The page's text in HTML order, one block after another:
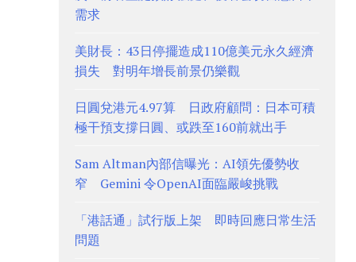
需求
美財長：43日停擺造成110億美元永久經濟
損失 對明年增長前景仍樂觀
日圓兌港元4.97算 日政府顧問：日本可積
極干預支撐日圓、或跌至160前就出手
Sam Altman內部信曝光：AI領先優勢收
窄 Gemini 令OpenAI面臨嚴峻挑戰
「港話通」試行版上架 即時回應日常生活
問題